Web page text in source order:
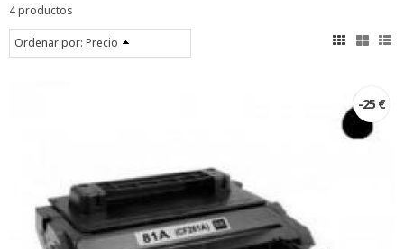
4 productos
Ordenar por: Precio
-25 €